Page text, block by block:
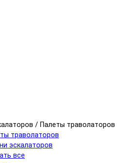
/ Палеты траволаторов
траволаторов
эскалаторов
все